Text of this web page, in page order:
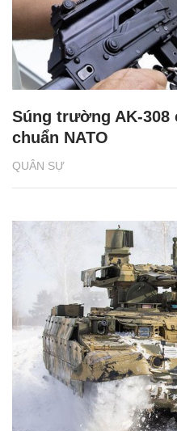
QUÂN SỰ
Súng trường AK-308
chuẩn NATO